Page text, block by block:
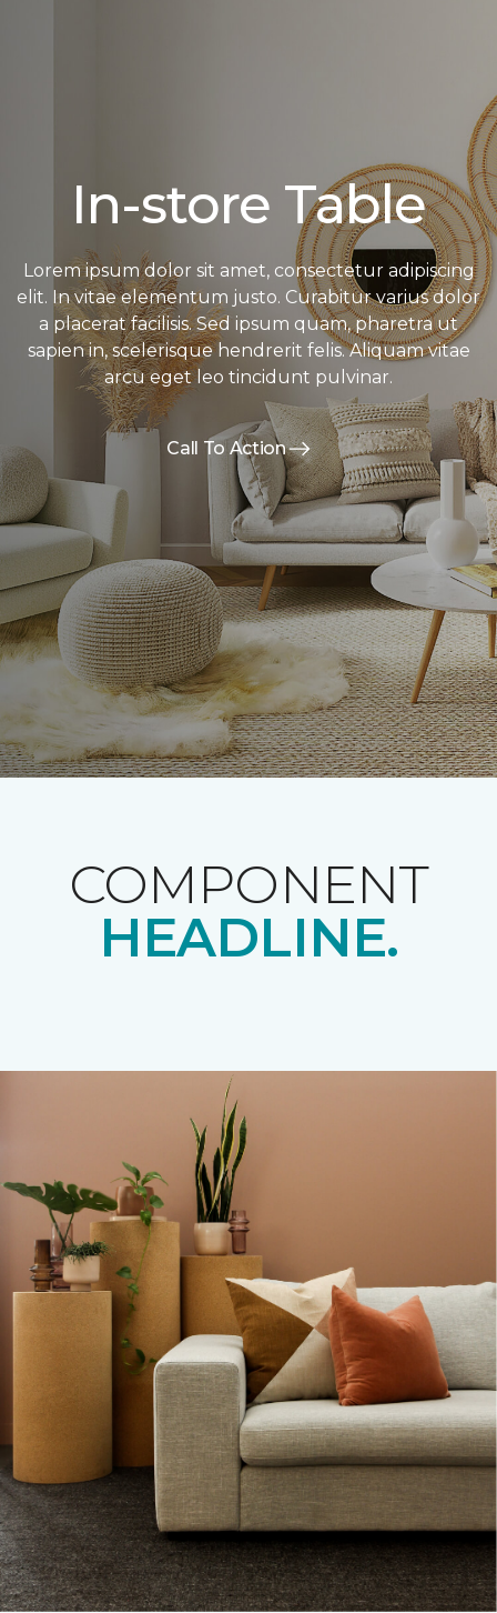
In-store Table
Lorem ipsum dolor sit amet, consectetur adipiscing
elit. In vitae elementum justo. Curabitur varius dolor
a placerat facilisis. Sed ipsum quam, pharetra ut
sapien in, scelerisque hendrerit felis. Aliquam vitae
arcu eget leo tincidunt pulvinar.
Call To Action
COMPONENT
HEADLINE.